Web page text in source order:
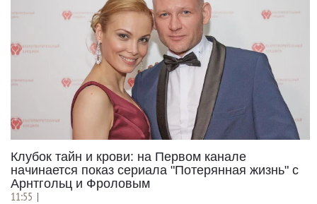
Клубок тайн и крови: на Первом канале
начинается показ сериала "Потерянная жизнь" с
Арнтгольц и Фроловым
11:55 |